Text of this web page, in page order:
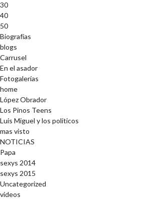
30
40
50
Biografías
blogs
Carrusel
En el asador
Fotogalerías
home
López Obrador
Los Pinos Teens
Luis Miguel y los políticos
mas visto
NOTICIAS
Papa
sexys 2014
sexys 2015
Uncategorized
videos